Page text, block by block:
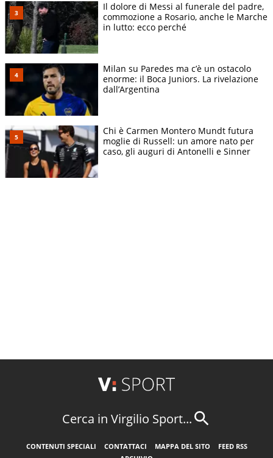
Il dolore di Messi al funerale del padre,
commozione a Rosario, anche le Marche
in lutto: ecco perché
Milan su Paredes ma c’è un ostacolo
enorme: il Boca Juniors. La rivelazione
dall’Argentina
Chi è Carmen Montero Mundt futura
moglie di Russell: un amore nato per
caso, gli auguri di Antonelli e Sinner
Cerca in Virgilio Sport...
CONTENUTI SPECIALI CONTATTACI MAPPA DEL SITO
FEED RSS